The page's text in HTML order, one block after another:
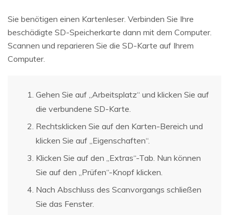
Sie benötigen einen Kartenleser. Verbinden Sie Ihre
beschädigte SD-Speicherkarte dann mit dem Computer.
Scannen und reparieren Sie die SD-Karte auf Ihrem
Computer.
Gehen Sie auf „Arbeitsplatz“ und klicken Sie auf
die verbundene SD-Karte.
Rechtsklicken Sie auf den Karten-Bereich und
klicken Sie auf „Eigenschaften“.
Klicken Sie auf den „Extras“-Tab. Nun können
Sie auf den „Prüfen“-Knopf klicken.
Nach Abschluss des Scanvorgangs schließen
Sie das Fenster.